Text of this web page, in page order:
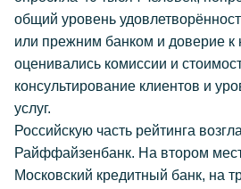
общий уровень
или прежним банком и доверие к
оценивались комиссии и
консультирование клиентов и
услуг.
Российскую часть рейтинга
Райффайзенбанк. На втором
Московский кредитный банк, на